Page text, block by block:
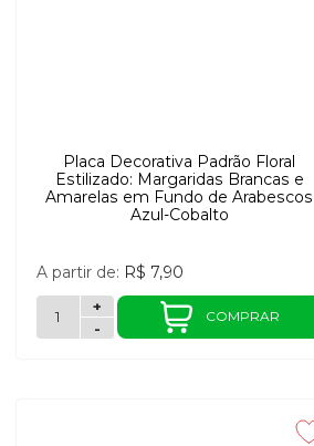
Placa Decorativa Padrão Floral
Estilizado: Margaridas Brancas e
Amarelas em Fundo de Arabescos
Azul-Cobalto
A partir de: R$ 7,90
-
+
COMPRAR